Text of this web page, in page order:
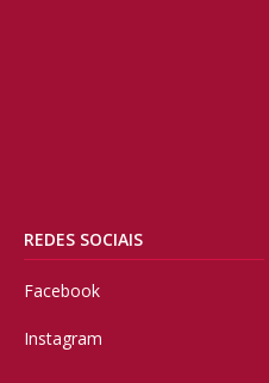
REDES SOCIAIS
Facebook
Instagram